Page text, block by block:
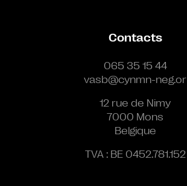
Contacts
065 35 15 44
vasb@cynmn-neg.or
12 rue de Nimy
7000 Mons
Belgique
TVA : BE 0452.781.152